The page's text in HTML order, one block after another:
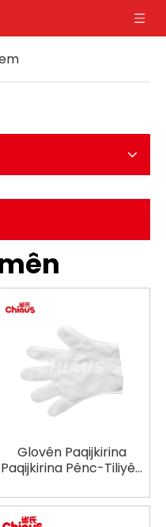
Glovên Paqijkirina
Paqijkirina Pênc-Tiliyên